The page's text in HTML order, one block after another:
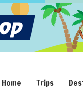
Home Trips